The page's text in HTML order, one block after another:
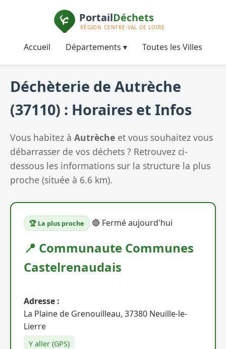
Accueil Départements ▾ Toutes les Villes
Déchèterie de Autrèche
(37110) : Horaires et Infos
Vous habitez à Autrèche et vous souhaitez vous
débarrasser de vos déchets ? Retrouvez ci-
dessous les informations sur la structure la plus
proche (située à 6.6 km).
🏆 La plus proche 🔴 Fermé aujourd'hui
📍 Communaute Communes
Castelrenaudais
Adresse :
La Plaine de Grenouilleau, 37380 Neuille-le-
Lierre
Y aller (GPS)